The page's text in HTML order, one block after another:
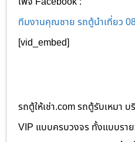
ทีมงานคุณชาย รถตู้นำเที่ยว
[vid_embed]
รถตู้ให้เช่า.com รถตู้รับเหมา
VIP แบบครบวงจร ทั้งแบบรา